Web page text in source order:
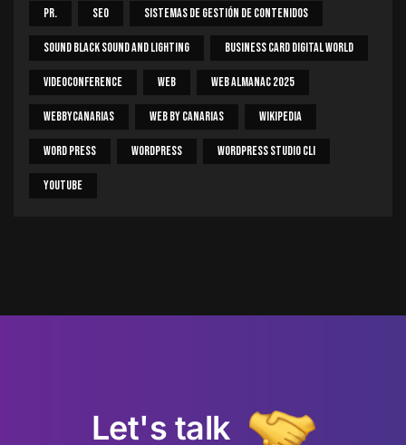
PR. SEO Sistemas De Gestión De Contenidos
Sound Black Sound And Lighting Business Card Digital World
Videoconference Web Web Almanac 2025
Webbycanarias Web By Canarias Wikipedia
Word Press WordPress WordPress Studio CLI
Youtube
Let's talk